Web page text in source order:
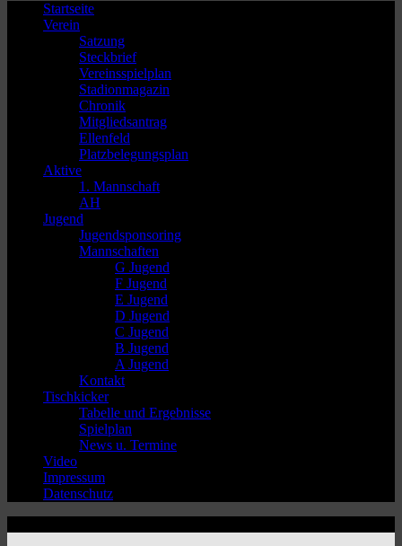
Startseite
Verein
Satzung
Steckbrief
Vereinsspielplan
Stadionmagazin
Chronik
Mitgliedsantrag
Ellenfeld
Platzbelegungsplan
Aktive
1. Mannschaft
AH
Jugend
Jugendsponsoring
Mannschaften
G Jugend
F Jugend
E Jugend
D Jugend
C Jugend
B Jugend
A Jugend
Kontakt
Tischkicker
Tabelle und Ergebnisse
Spielplan
News u. Termine
Video
Impressum
Datenschutz